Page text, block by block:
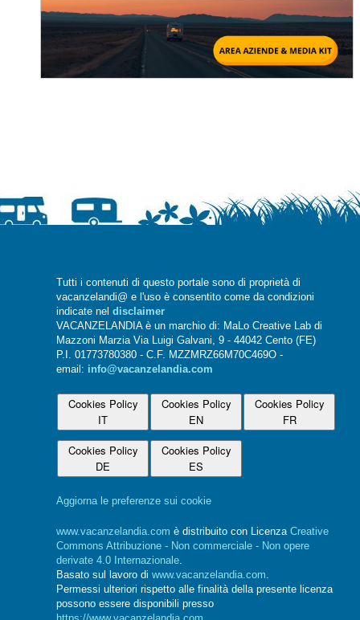
Tutti i contenuti di questo portale sono di proprietà di
vacanzelandi@ e l'uso è consentito come da condizioni
indicate nel disclaimer
VACANZELANDIA è un marchio di: MaLo Creative Lab di
Mazzoni Marzia Via Luigi Galvani, 9 - 44042 Cento (FE)
P.I. 01773780380 - C.F. MZZMRZ66M70C469O -
email: info@vacanzelandia.com
Cookies Policy
IT
Cookies Policy
EN
Cookies Policy
FR
Cookies Policy
DE
Cookies Policy
ES
Aggiorna le preferenze sui cookie
www.vacanzelandia.com è distribuito con Licenza Creative
Commons Attribuzione - Non commerciale - Non opere
derivate 4.0 Internazionale.
Basato sul lavoro di www.vacanzelandia.com.
Permessi ulteriori rispetto alle finalità della presente licenza
possono essere disponibili presso